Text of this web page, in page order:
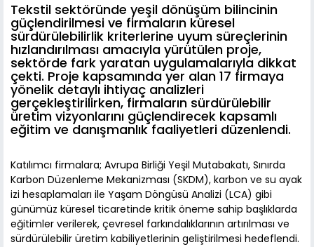
Tekstil sektöründe yeşil dönüşüm bilincinin
güçlendirilmesi ve firmaların küresel
sürdürülebilirlik kriterlerine uyum süreçlerinin
hızlandırılması amacıyla yürütülen proje,
sektörde fark yaratan uygulamalarıyla dikkat
çekti. Proje kapsamında yer alan 17 firmaya
yönelik detaylı ihtiyaç analizleri
gerçekleştirilirken, firmaların sürdürülebilir
üretim vizyonlarını güçlendirecek kapsamlı
eğitim ve danışmanlık faaliyetleri düzenlendi.
Katılımcı firmalara; Avrupa Birliği Yeşil Mutabakatı, Sınırda
Karbon Düzenleme Mekanizması (SKDM), karbon ve su ayak
izi hesaplamaları ile Yaşam Döngüsü Analizi (LCA) gibi
günümüz küresel ticaretinde kritik öneme sahip başlıklarda
eğitimler verilerek, çevresel farkındalıklarının artırılması ve
sürdürülebilir üretim kabiliyetlerinin geliştirilmesi hedeflendi.